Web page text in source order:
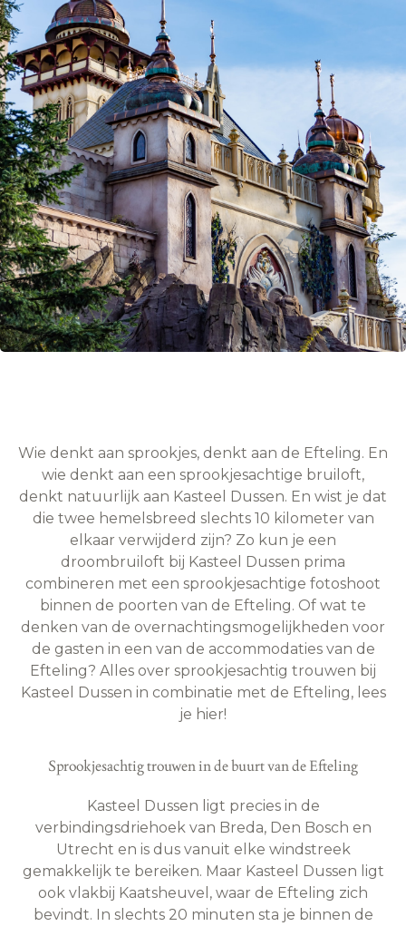
Wie denkt aan sprookjes, denkt aan de Efteling. En
wie denkt aan een sprookjesachtige bruiloft,
denkt natuurlijk aan Kasteel Dussen. En wist je dat
die twee hemelsbreed slechts 10 kilometer van
elkaar verwijderd zijn? Zo kun je een
droombruiloft bij Kasteel Dussen prima
combineren met een sprookjesachtige fotoshoot
binnen de poorten van de Efteling. Of wat te
denken van de overnachtingsmogelijkheden voor
de gasten in een van de accommodaties van de
Efteling? Alles over sprookjesachtig trouwen bij
Kasteel Dussen in combinatie met de Efteling, lees
je hier!
Sprookjesachtig trouwen in de buurt van de Efteling
Kasteel Dussen ligt precies in de
verbindingsdriehoek van Breda, Den Bosch en
Utrecht en is dus vanuit elke windstreek
gemakkelijk te bereiken. Maar Kasteel Dussen ligt
ook vlakbij Kaatsheuvel, waar de Efteling zich
bevindt. In slechts 20 minuten sta je binnen de